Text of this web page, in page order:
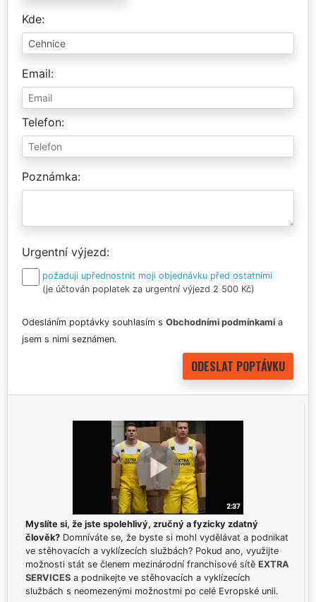
Kde
Email
Telefon
Poznámka
Urgentní výjezd
požaduji upřednostnit moji objednávku před ostatními
(je účtován poplatek za urgentní výjezd 2 500 Kč)
Odesláním poptávky souhlasím s Obchodními podmínkami a
jsem s nimi seznámen.
Myslíte si, že jste spolehlivý, zručný a fyzicky zdatný
člověk? Domníváte se, že byste si mohl vydělávat a podnikat
ve stěhovacích a vyklízecích službách? Pokud ano, využijte
možnosti stát se členem mezinárodní franchisové sítě EXTRA
SERVICES a podnikejte ve stěhovacích a vyklízecích
službách s neomezenými možnostmi po celé Evropské unii.